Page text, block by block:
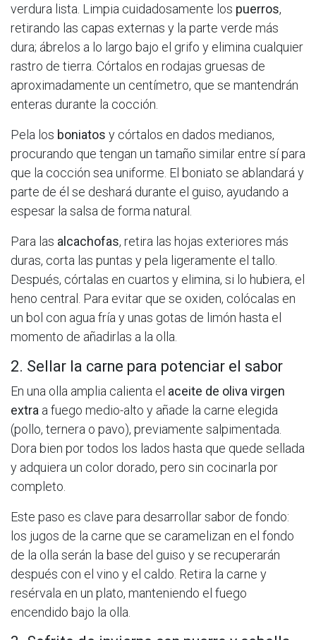
verdura lista. Limpia cuidadosamente los puerros,
retirando las capas externas y la parte verde más
dura; ábrelos a lo largo bajo el grifo y elimina cualquier
rastro de tierra. Córtalos en rodajas gruesas de
aproximadamente un centímetro, que se mantendrán
enteras durante la cocción.​
Pela los boniatos y córtalos en dados medianos,
procurando que tengan un tamaño similar entre sí para
que la cocción sea uniforme. El boniato se ablandará y
parte de él se deshará durante el guiso, ayudando a
espesar la salsa de forma natural.​
Para las alcachofas, retira las hojas exteriores más
duras, corta las puntas y pela ligeramente el tallo.
Después, córtalas en cuartos y elimina, si lo hubiera, el
heno central. Para evitar que se oxiden, colócalas en
un bol con agua fría y unas gotas de limón hasta el
momento de añadirlas a la olla.
2. Sellar la carne para potenciar el sabor
En una olla amplia calienta el aceite de oliva virgen
extra a fuego medio-alto y añade la carne elegida
(pollo, ternera o pavo), previamente salpimentada.
Dora bien por todos los lados hasta que quede sellada
y adquiera un color dorado, pero sin cocinarla por
completo.
Este paso es clave para desarrollar sabor de fondo:
los jugos de la carne que se caramelizan en el fondo
de la olla serán la base del guiso y se recuperarán
después con el vino y el caldo. Retira la carne y
resérvala en un plato, manteniendo el fuego
encendido bajo la olla.